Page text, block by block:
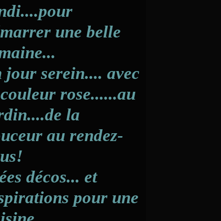
une belle
jour serein.... avec
rose......au
la
au rendez-
décos... et
pour une